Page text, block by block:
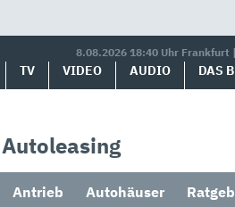
8.08.2026 18:40 Uhr Frankfurt
TV VIDEO AUDIO DAS
Antrieb Autohäuser